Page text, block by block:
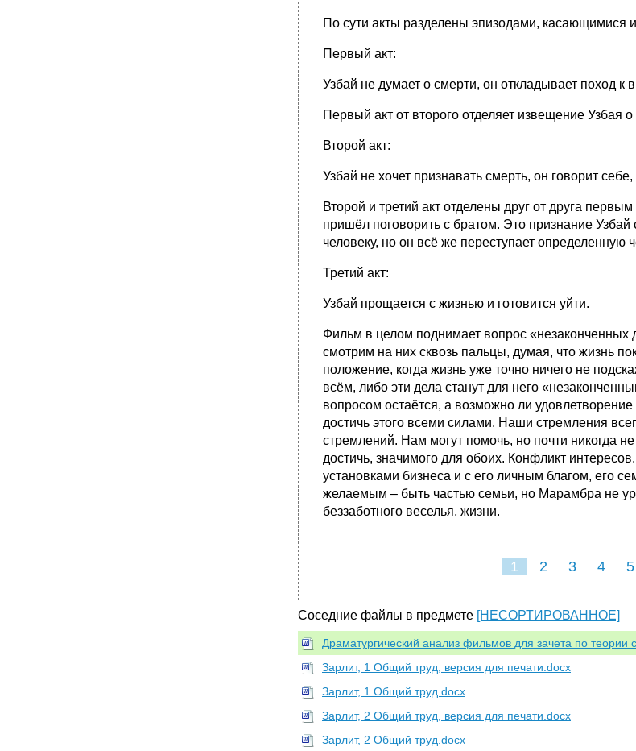
По сути акты разделены эпизодами, касающимися
Первый акт:
Узбай не думает о смерти, он откладывает поход к
Первый акт от второго отделяет извещение Узбая
Второй акт:
Узбай не хочет признавать смерть, он говорит
Второй и третий акт отделены друг от друга
пришёл поговорить с братом. Это признание
человеку, но он всё же переступает определенную
Третий акт:
Узбай прощается с жизнью и готовится уйти.
Фильм в целом поднимает вопрос
смотрим на них сквозь пальцы, думая, что жизнь
положение, когда жизнь уже точно ничего не
всём, либо эти дела станут для него
вопросом остаётся, а возможно ли
достичь этого всеми силами. Наши стремления
стремлений. Нам могут помочь, но почти никогда
достичь, значимого для обоих. Конфликт
установками бизнеса и с его личным благом, его
желаемым – быть частью семьи, но Марамбра не
беззаботного веселья, жизни.
1 2 3 4 5
Соседние файлы в предмете [НЕСОРТИРОВАННОЕ]
Драматургический анализ фильмов для зачета по теории
Зарлит, 1 Общий труд, версия для печати.docx
Зарлит, 1 Общий труд.docx
Зарлит, 2 Общий труд, версия для печати.docx
Зарлит, 2 Общий труд.docx